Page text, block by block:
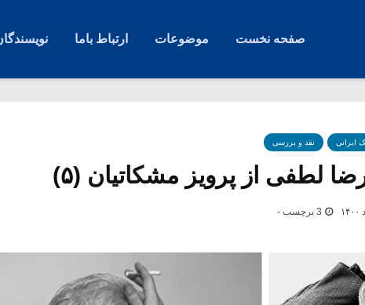
صفحه نخست موضوعات ارتباط باما
ایرانی نقد و بررسی
لطفی از پرویز مشکاتیان (۵)
3 برچسب -